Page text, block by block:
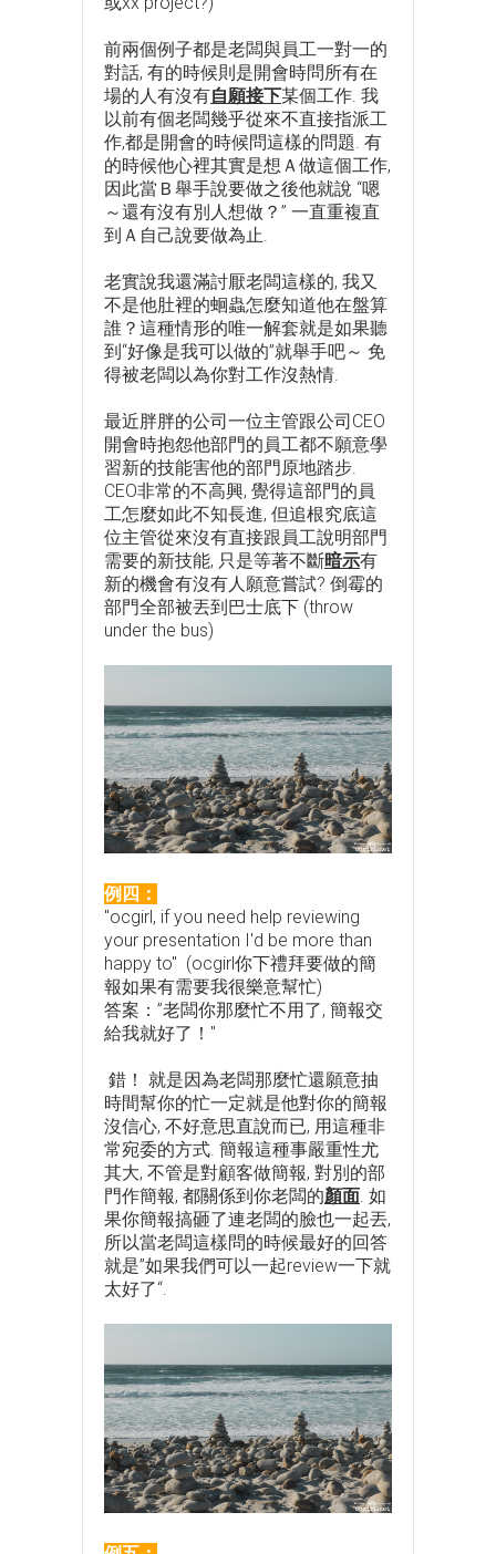
前兩個例子都是老闆與員工一對一的
對話, 有的時候則是開會時問所有在
場的人有沒有自願接下某個工作. 我
以前有個老闆幾乎從來不直接指派工
作,都是開會的時候問這樣的問題. 有
的時候他心裡其實是想Ａ做這個工作,
因此當Ｂ舉手說要做之後他就說 “嗯
～還有沒有別人想做？” 一直重複直
到Ａ自己說要做為止.
老實說我還滿討厭老闆這樣的, 我又
不是他肚裡的蛔蟲怎麼知道他在盤算
誰？這種情形的唯一解套就是如果聽
到“好像是我可以做的”就舉手吧～ 免
得被老闆以為你對工作沒熱情.
最近胖胖的公司一位主管跟公司CEO
開會時抱怨他部門的員工都不願意學
習新的技能害他的部門原地踏步.
CEO非常的不高興, 覺得這部門的員
工怎麼如此不知長進, 但追根究底這
位主管從來沒有直接跟員工說明部門
需要的新技能, 只是等著不斷暗示有
新的機會有沒有人願意嘗試? 倒霉的
部門全部被丟到巴士底下 (throw
under the bus)
例四：
"ocgirl, if you need help reviewing
your presentation I'd be more than
happy to" (ocgirl你下禮拜要做的簡
報如果有需要我很樂意幫忙)
答案：”老闆你那麼忙不用了, 簡報交
給我就好了！"
錯！ 就是因為老闆那麼忙還願意抽
時間幫你的忙一定就是他對你的簡報
沒信心, 不好意思直說而已, 用這種非
常宛委的方式. 簡報這種事嚴重性尤
其大, 不管是對顧客做簡報, 對別的部
門作簡報, 都關係到你老闆的顏面. 如
果你簡報搞砸了連老闆的臉也一起丟,
所以當老闆這樣問的時候最好的回答
就是”如果我們可以一起review一下就
太好了“.